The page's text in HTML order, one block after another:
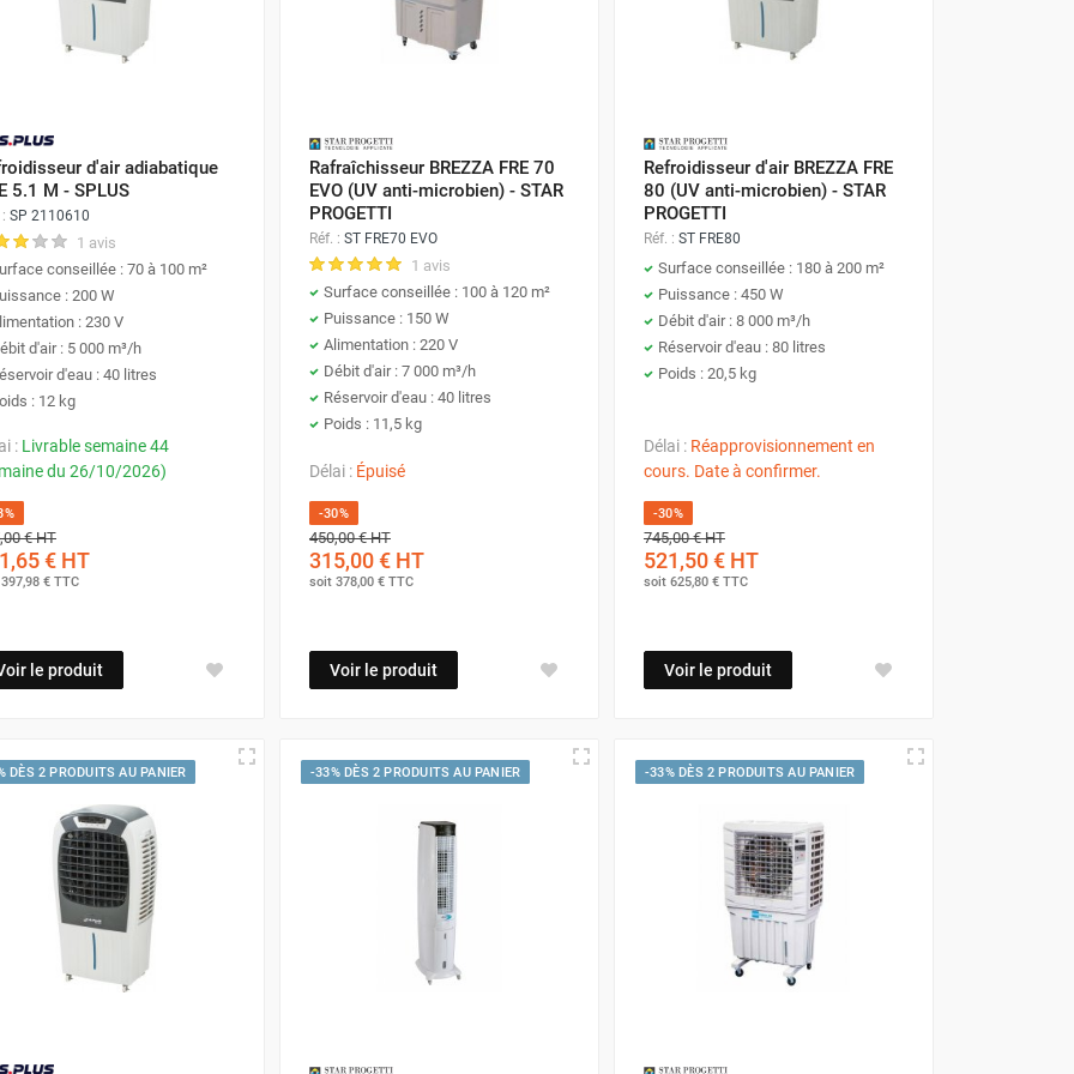
requiert une attention particulière. Pour éviter que le calcaire ne s'accumule et n'entrave son
. Si votre eau est particulièrement dure, cette fréquence peut même augmenter.Utilisez de l'eau tiède
maintenir une performance optimale.
particules et les poussières. Pour éviter qu'il ne devienne un nid à bactéries,dépoussiérez-le régulièrement
être effectué périodiquement.
Assurez-vous de le sécher complètement avant de le remettre en place
avec soin.
Videz et nettoyez-le avec du vinaigre blanc pour le détartrer et éliminer tout résidu ou
de ranger l'appareil à la fin de la saison
. Un réservoir propre garantit non seulement un air plus sain mais
vous optimiserez le rendement de votre rafraîchisseur d'air. Un appareil bien entretenu est synonyme de
confort chez vous sans effort supplémentaire. Faites de ces pratiques un rituel, et votre rafraîchisseur
d'air adiabatique
5.1 M - SPLUS
SP 2110610
1 avis
conseillée : 70 à 100 m²
: 200 W
: 230 V
d'air : 5 000 m³/h
d'eau : 40 litres
: 12 kg
: Livrable semaine 44
du 26/10/2026)
€HT
€ HT
397,98 € TTC
le produit
Rafraîchisseur BREZZA FRE 70
EVO (UV anti-microbien) - STAR
PROGETTI
Réf. : ST FRE70 EVO
1 avis
Surface conseillée : 100 à 120 m²
Puissance : 150 W
Alimentation : 220 V
Débit d'air : 7 000 m³/h
Réservoir d'eau : 40 litres
Poids : 11,5 kg
Délai : Épuisé
-30%
450,00 €HT
315,00 €HT
soit 378,00 €TTC
Voir le produit
Refroidisseur d'air BREZZA FRE
80 (UV anti-microbien) - STAR
PROGETTI
Réf. : ST FRE80
Surface conseillée : 180 à 200 m²
Puissance : 450 W
Débit d'air : 8 000 m³/h
Réservoir d'eau : 80 litres
Poids : 20,5 kg
Délai : Réapprovisionnement en
cours. Date à confirmer.
-30%
745,00 €HT
521,50 €HT
soit 625,80 €TTC
Voir le produit
DÈS 2 PRODUITS AU PANIER -33% DÈS 2 PRODUITS AU PANIER -33% DÈS 2 PRODUITS AU PANIER